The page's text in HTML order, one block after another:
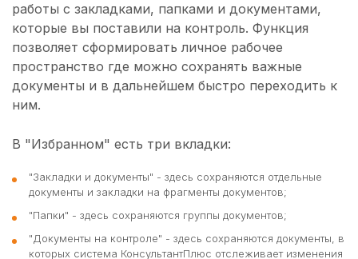
работы с закладками, папками и документами,
которые вы поставили на контроль. Функция
позволяет сформировать личное рабочее
пространство где можно сохранять важные
документы и в дальнейшем быстро переходить к
ним.
В "Избранном" есть три вкладки:
"Закладки и документы" - здесь сохраняются отдельные
документы и закладки на фрагменты документов;
"Папки" - здесь сохраняются группы документов;
"Документы на контроле" - здесь сохраняются документы, в
которых система КонсультантПлюс отслеживает изменения